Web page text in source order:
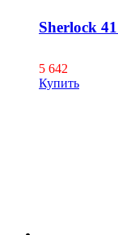
Sherlock
5 642
Купить